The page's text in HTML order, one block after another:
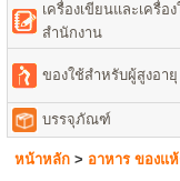
เครื่องเขียนและเครื่อง
สำนักงาน
ของใช้สำหรับผู้สูงอายุ
บรรจุภัณฑ์
หน้าหลัก > อาหาร ของแห้